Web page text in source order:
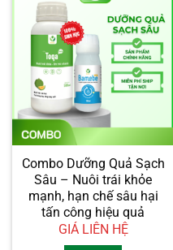
Combo Dưỡng Quả Sạch
Sâu – Nuôi trái khỏe
mạnh, hạn chế sâu hại
tấn công hiệu quả
GIÁ LIÊN HỆ